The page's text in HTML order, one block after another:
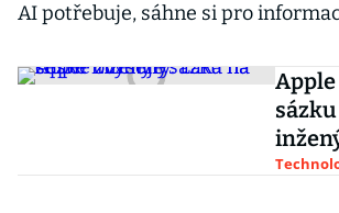
AI potřebuje, sáhne si pro